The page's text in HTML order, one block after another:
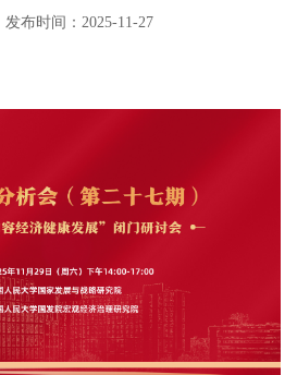
发布时间：2025-11-27